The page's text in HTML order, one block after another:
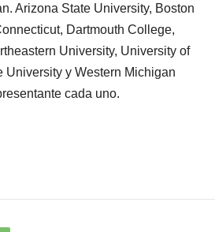
Arizona State University, Boston
Dartmouth College,
University, University of
University y Western Michigan
cada uno.